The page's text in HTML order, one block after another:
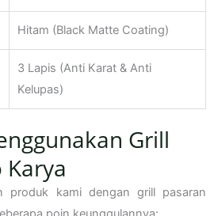
Hitam (Black Matte Coating)
3 Lapis (Anti Karat & Anti
Kelupas)
Grill
Karya
produk kami dengan grill pasaran